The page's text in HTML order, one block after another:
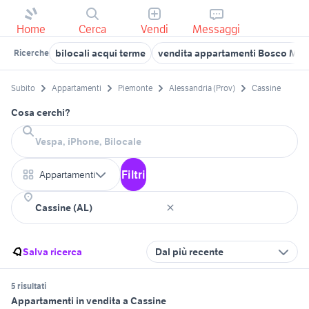
Home Cerca Vendi Messaggi
Ricerche bilocali acqui terme vendita appartamenti Bosco
Subito Appartamenti Piemonte Alessandria (Prov) Cassine
Cosa cerchi?
Appartamenti Filtri
Salva ricerca Dal più recente
5 risultati
Appartamenti in vendita a Cassine